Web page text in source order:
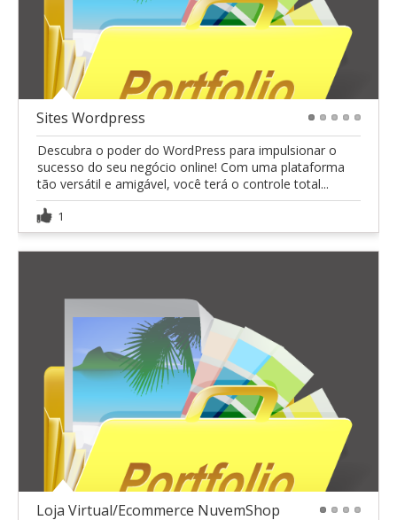
Sites Wordpress
Descubra o poder do WordPress para impulsionar o
sucesso do seu negócio online! Com uma plataforma
tão versátil e amigável, você terá o controle total...
1
Loja Virtual/Ecommerce NuvemShop